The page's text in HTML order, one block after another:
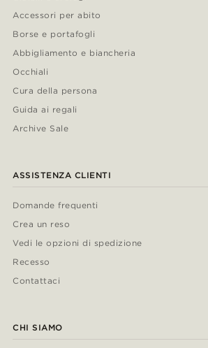
Accessori per abito
Borse e portafogli
Abbigliamento e biancheria
Occhiali
Cura della persona
Guida ai regali
Archive Sale
ASSISTENZA CLIENTI
Domande frequenti
Crea un reso
Vedi le opzioni di spedizione
Recesso
Contattaci
CHI SIAMO